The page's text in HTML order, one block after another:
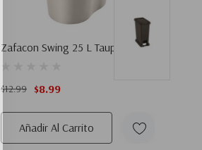
Zafacon Swing 25 L Taupe
$12.99 $8.99
Añadir Al Carrito